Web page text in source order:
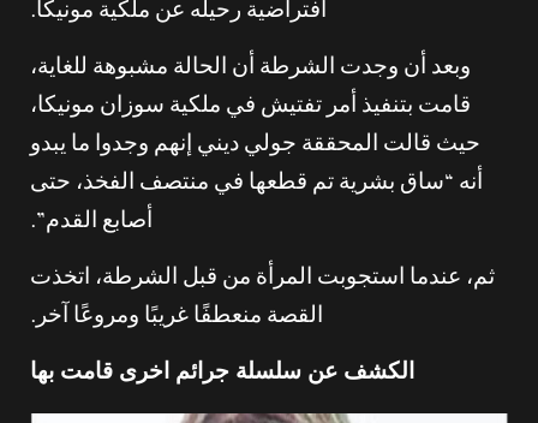
افتراضية رحيله عن ملكية مونيكا.
وبعد أن وجدت الشرطة أن الحالة مشبوهة للغاية،
قامت بتنفيذ أمر تفتيش في ملكية سوزان مونيكا،
حيث قالت المحققة جولي ديني إنهم وجدوا ما يبدو
أنه “ساق بشرية تم قطعها في منتصف الفخذ، حتى
أصابع القدم”.
ثم، عندما استجوبت المرأة من قبل الشرطة، اتخذت
القصة منعطفًا غريبًا ومروعًا آخر.
الكشف عن سلسلة جرائم اخرى قامت بها